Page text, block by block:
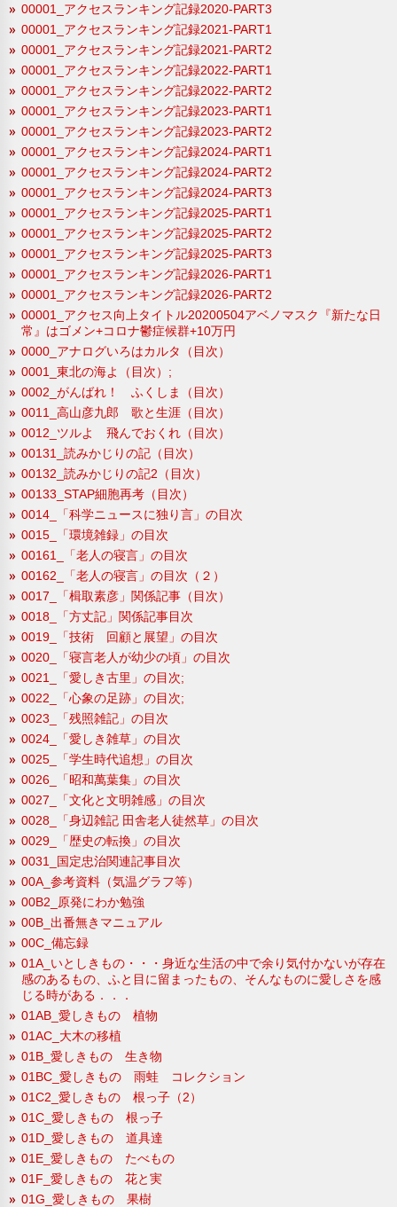
00001_アクセスランキング記録2020-PART3
00001_アクセスランキング記録2021-PART1
00001_アクセスランキング記録2021-PART2
00001_アクセスランキング記録2022-PART1
00001_アクセスランキング記録2022-PART2
00001_アクセスランキング記録2023-PART1
00001_アクセスランキング記録2023-PART2
00001_アクセスランキング記録2024-PART1
00001_アクセスランキング記録2024-PART2
00001_アクセスランキング記録2024-PART3
00001_アクセスランキング記録2025-PART1
00001_アクセスランキング記録2025-PART2
00001_アクセスランキング記録2025-PART3
00001_アクセスランキング記録2026-PART1
00001_アクセスランキング記録2026-PART2
00001_アクセス向上タイトル20200504アベノマスク『新たな日
常』はゴメン+コロナ鬱症候群+10万円
0000_アナログいろはカルタ（目次）
0001_東北の海よ（目次）;
0002_がんばれ！ ふくしま（目次）
0011_高山彦九郎 歌と生涯（目次）
0012_ツルよ 飛んでおくれ（目次）
00131_読みかじりの記（目次）
00132_読みかじりの記2（目次）
00133_STAP細胞再考（目次）
0014_「科学ニュースに独り言」の目次
0015_「環境雑録」の目次
00161_「老人の寝言」の目次
00162_「老人の寝言」の目次（２）
0017_「楫取素彦」関係記事（目次）
0018_「方丈記」関係記事目次
0019_「技術 回顧と展望」の目次
0020_「寝言老人が幼少の頃」の目次
0021_「愛しき古里」の目次;
0022_「心象の足跡」の目次;
0023_「残照雑記」の目次
0024_「愛しき雑草」の目次
0025_「学生時代追想」の目次
0026_「昭和萬葉集」の目次
0027_「文化と文明雑感」の目次
0028_「身辺雑記 田舎老人徒然草」の目次
0029_「歴史の転換」の目次
0031_国定忠治関連記事目次
00A_参考資料（気温グラフ等）
00B2_原発にわか勉強
00B_出番無きマニュアル
00C_備忘録
01A_いとしきもの・・・身近な生活の中で余り気付かないが存在
感のあるもの、ふと目に留まったもの、そんなものに愛しさを感
じる時がある．．．
01AB_愛しきもの 植物
01AC_大木の移植
01B_愛しきもの 生き物
01BC_愛しきもの 雨蛙 コレクション
01C2_愛しきもの 根っ子（2）
01C_愛しきもの 根っ子
01D_愛しきもの 道具達
01E_愛しきもの たべもの
01F_愛しきもの 花と実
01G_愛しきもの 果樹